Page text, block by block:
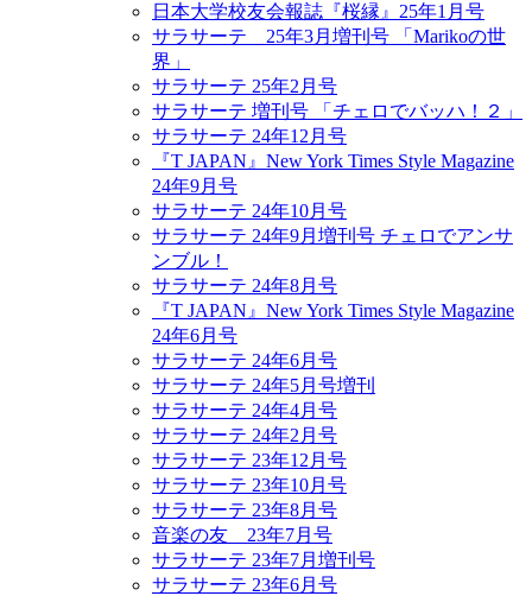
日本大学校友会報誌『桜縁』25年1月号
サラサーテ 25年3月増刊号 「Marikoの世
界」
サラサーテ 25年2月号
サラサーテ 増刊号 「チェロでバッハ！２」
サラサーテ 24年12月号
『T JAPAN』New York Times Style Magazine
24年9月号
サラサーテ 24年10月号
サラサーテ 24年9月増刊号 チェロでアンサ
ンブル！
サラサーテ 24年8月号
『T JAPAN』New York Times Style Magazine
24年6月号
サラサーテ 24年6月号
サラサーテ 24年5月号増刊
サラサーテ 24年4月号
サラサーテ 24年2月号
サラサーテ 23年12月号
サラサーテ 23年10月号
サラサーテ 23年8月号
音楽の友 23年7月号
サラサーテ 23年7月増刊号
サラサーテ 23年6月号